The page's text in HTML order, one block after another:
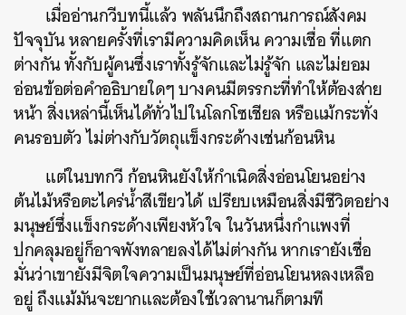
เมื่ออ่านกวีบทนี้แล้ว พลันนึกถึงสถานการณ์สังคม
ปัจจุบัน หลายครั้งที่เรามีความคิดเห็น ความเชื่อ ที่แตก
ต่างกัน ทั้งกับผู้คนซึ่งเราทั้งรู้จักและไม่รู้จัก และไม่ยอม
อ่อนข้อต่อคำอธิบายใดๆ บางคนมีตรรกะที่ทำให้ต้องส่าย
หน้า สิ่งเหล่านี้เห็นได้ทั่วไปในโลกโซเชียล หรือแม้กระทั่ง
คนรอบตัว ไม่ต่างกับวัตถุแข็งกระด้างเช่นก้อนหิน
แต่ในบทกวี ก้อนหินยังให้กำเนิดสิ่งอ่อนโยนอย่าง
ต้นไม้หรือตะไคร่น้ำสีเขียวได้ เปรียบเหมือนสิ่งมีชีวิตอย่าง
มนุษย์ซึ่งแข็งกระด้างเพียงหัวใจ ในวันหนึ่งกำแพงที่
ปกคลุมอยู่ก็อาจพังทลายลงได้ไม่ต่างกัน หากเรายังเชื่อ
มั่นว่าเขายังมีจิตใจความเป็นมนุษย์ที่อ่อนโยนหลงเหลือ
อยู่ ถึงแม้มันจะยากและต้องใช้เวลานานก็ตามที